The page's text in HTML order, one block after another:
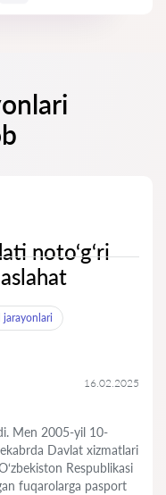
noto‘g‘ri
jarayonlari
16.02.2025
Men 2005-yil 10-
Davlat xizmatlari
Respublikasi
fuqarolarga pasport